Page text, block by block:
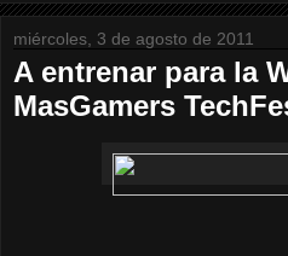
miércoles, 3 de agosto de 2011
A entrenar para la
MasGamers